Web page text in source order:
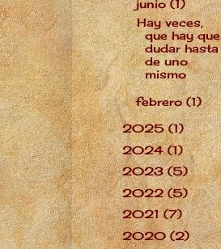
▼junio(1)
Hay veces,
que hay que
dudar hasta
de uno
mismo
►febrero(1)
►2025(1)
►2024(1)
►2023(5)
►2022(5)
►2021(7)
►2020(2)